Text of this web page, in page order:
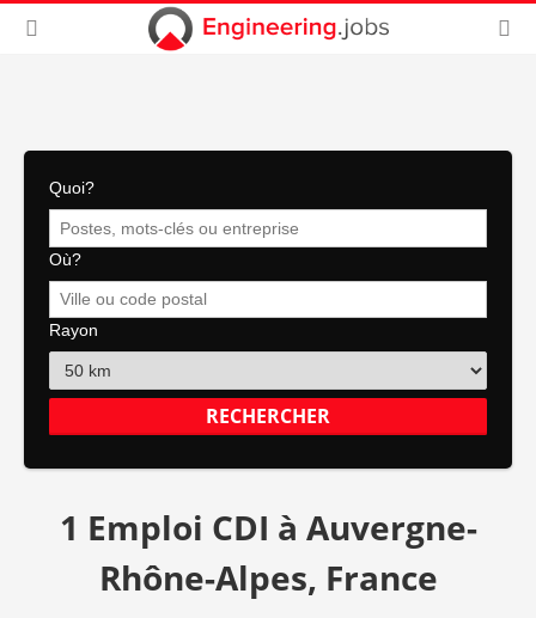
Quoi?
Où?
Rayon
1 Emploi CDI à Auvergne-
Rhône-Alpes, France